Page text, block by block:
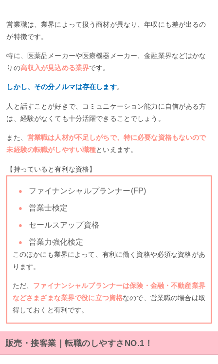
営業職は、業界によって扱う商材が異なり、年収にも差が出るの
が特徴です。
特に、医薬品メーカーや医療機器メーカー、金融業界などはかな
りの高収入が見込める業界です。
しかし、その分ノルマは存在します。
人と話すことが好きで、コミュニケーション能力に自信がある方
は、経験がなくても十分活躍できることでしょう。
また、 営業職は人材が不足しがちで、特に必要な資格もないので
未経験の転職がしやすい職種といえます。
【持っていると有利な資格】
ファイナンシャルプランナー(FP)
営業士検定
セールスアップ資格
営業力強化検定
このほかにも業界によって、有利に働く資格や必須な資格があ
ります。
ただ、 ファイナンシャルプランナーは保険・金融・不動産業界
などさまざまな業界で役に立つ資格なので、営業職の場合は取
得しておくと有利です。
販売・接客業｜転職のしやすさNO.1！